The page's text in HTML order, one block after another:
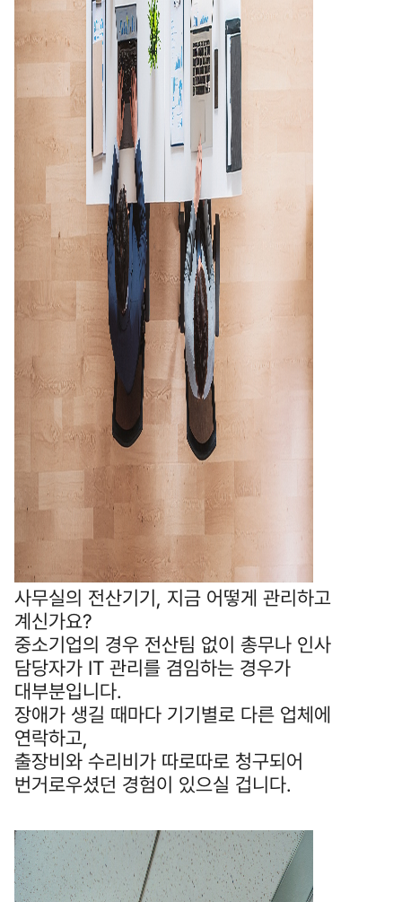
사무실의 전산기기, 지금 어떻게 관리하고
계신가요?
중소기업의 경우 전산팀 없이 총무나 인사
담당자가 IT 관리를 겸임하는 경우가
대부분입니다.
장애가 생길 때마다 기기별로 다른 업체에
연락하고,
출장비와 수리비가 따로따로 청구되어
번거로우셨던 경험이 있으실 겁니다.